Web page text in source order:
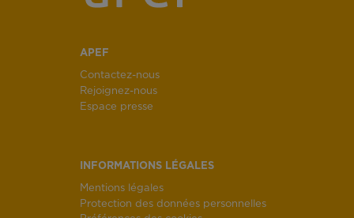
APEF
Contactez-nous
Rejoignez-nous
Espace presse
INFORMATIONS LÉGALES
Mentions légales
Protection des données personnelles